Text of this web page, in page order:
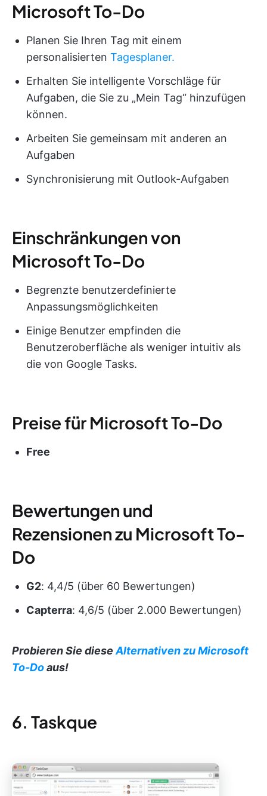
Microsoft To-Do
Planen Sie Ihren Tag mit einem
personalisierten Tagesplaner.
Erhalten Sie intelligente Vorschläge für
Aufgaben, die Sie zu „Mein Tag“ hinzufügen
können.
Arbeiten Sie gemeinsam mit anderen an
Aufgaben
Synchronisierung mit Outlook-Aufgaben
Einschränkungen von
Microsoft To-Do
Begrenzte benutzerdefinierte
Anpassungsmöglichkeiten
Einige Benutzer empfinden die
Benutzeroberfläche als weniger intuitiv als
die von Google Tasks.
Preise für Microsoft To-Do
Free
Bewertungen und
Rezensionen zu Microsoft To-
Do
G2: 4,4/5 (über 60 Bewertungen)
Capterra: 4,6/5 (über 2.000 Bewertungen)
Probieren Sie diese Alternativen zu Microsoft
To-Doaus!
6. Taskque